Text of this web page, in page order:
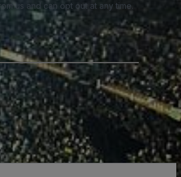
us and can opt out at any time.